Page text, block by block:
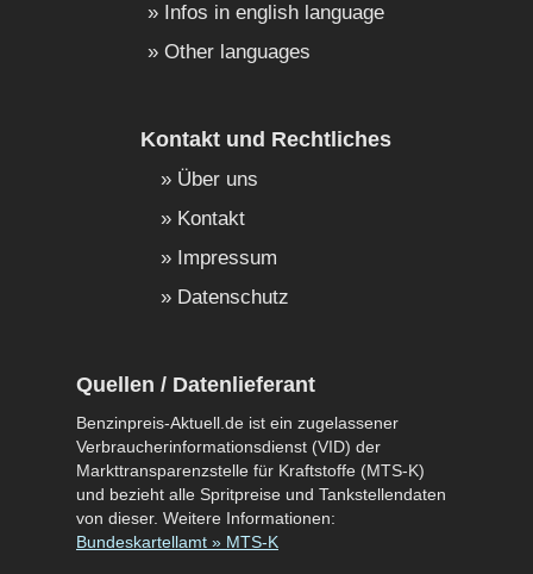
Infos in english language
Other languages
Kontakt und Rechtliches
Über uns
Kontakt
Impressum
Datenschutz
Quellen / Datenlieferant
Benzinpreis-Aktuell.de ist ein zugelassener
Verbraucherinformationsdienst (VID) der
Markttransparenzstelle für Kraftstoffe (MTS-K)
und bezieht alle Spritpreise und Tankstellendaten
von dieser. Weitere Informationen:
Bundeskartellamt » MTS-K